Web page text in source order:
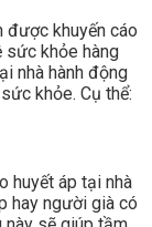
được khuyến cáo
sức khỏe hàng
nhà hành động
khỏe. Cụ thể:
huyết áp tại nhà
hay người già có